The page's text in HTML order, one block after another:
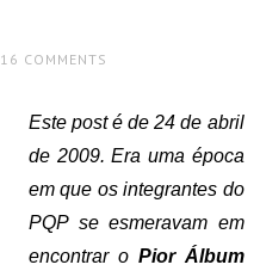
16 COMMENTS
Este post é de 24 de abril
de 2009. Era uma época
em que os integrantes do
PQP se esmeravam em
encontrar o Pior Álbum